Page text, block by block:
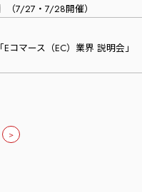
（7/27・7/28開催）
コマース（EC）業界 説明会」
>